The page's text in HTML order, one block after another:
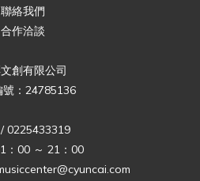
聯絡我們
合作洽談
創有限公司
號：24785136
0225433319
：00 ～ 21：00